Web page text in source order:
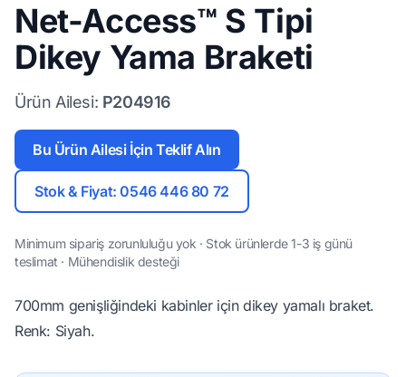
Net-Access™ S Tipi
Dikey Yama Braketi
Ürün Ailesi: P204916
Bu Ürün Ailesi İçin Teklif Alın
Stok & Fiyat: 0546 446 80 72
Minimum sipariş zorunluluğu yok · Stok ürünlerde 1-3 iş günü
teslimat · Mühendislik desteği
700mm genişliğindeki kabinler için dikey yamalı braket.
Renk: Siyah.